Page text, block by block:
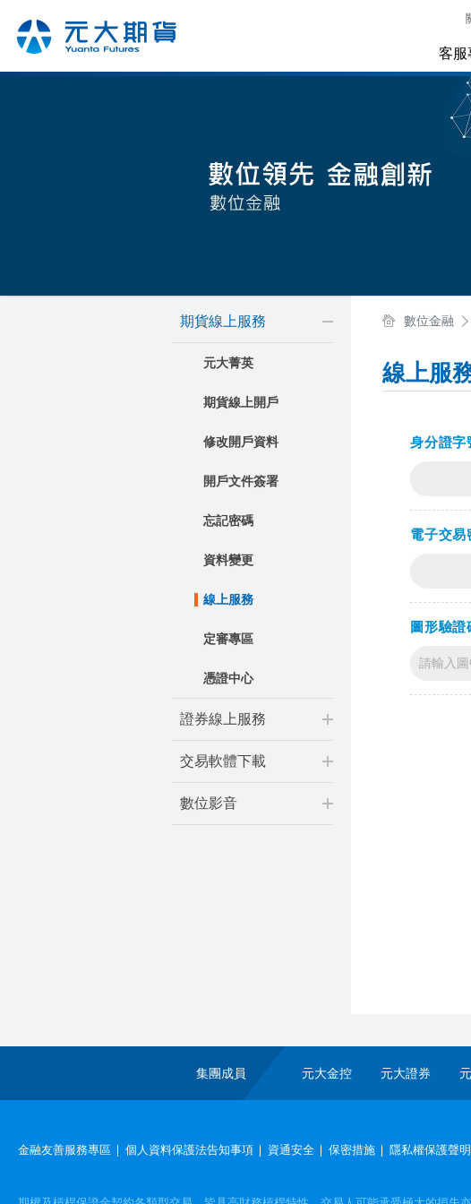
客服
期貨線上服務
元大菁英
期貨線上開戶
修改開戶資料
開戶文件簽署
忘記密碼
資料變更
線上服務
定審專區
憑證中心
證券線上服務
交易軟體下載
數位影音
數位金融
線上服
集團成員 元大金控 元大證券
金融友善服務專區 個人資料保護法告知事項 資通安全 保密措施 隱私權保護聲明